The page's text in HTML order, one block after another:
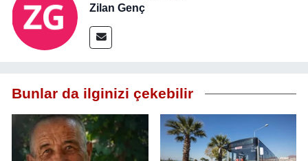
Zilan Genç
Bunlar da ilginizi çekebilir